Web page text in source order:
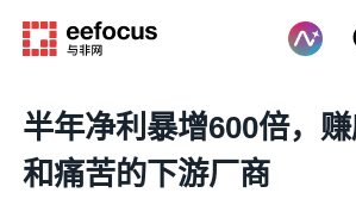
半年净利暴增600倍，
和痛苦的下游厂商